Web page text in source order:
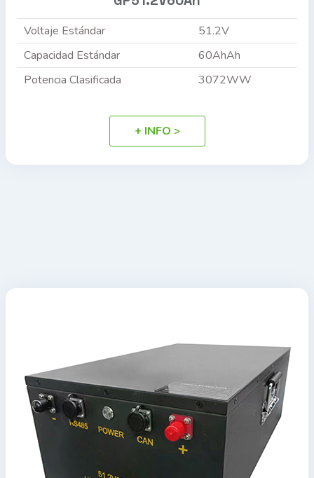
Voltaje Estándar
51.2V
Capacidad Estándar
60AhAh
Potencia Clasificada
3072WW
+ INFO >